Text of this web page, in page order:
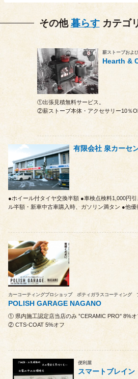
その他暮らすカテゴ
薪ストーブおよ
Hearth &
①出張見積無料サービス。
②薪ストーブ本体・アクセサリー10％
有限会社 泉カーセ
●ホイール付タイヤ交換半額 ●車検点検料1,000円
ル半額・新車中古車購入時、ガソリン満タン ●他
カーコーティングプロショップ ボティガラスコーティング
POLISH GARAGE NAGANO
① 県内施工認定店当店のみ ”CERAMIC PRO" 8%オ
② CTS-COAT 5%オフ
便利屋
スマートブレイン